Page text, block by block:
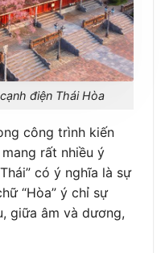
điện Thái Hòa
công trình kiến
rất nhiều ý
có ý nghĩa là sự
“Hòa” ý chỉ sự
giữa âm và dương,